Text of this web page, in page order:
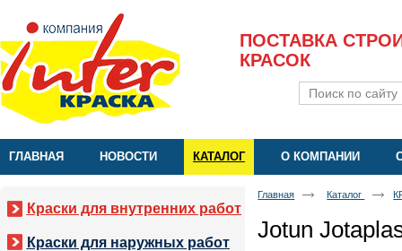
ПОСТАВКА
КРАСОК
ГЛАВНАЯ НОВОСТИ КАТАЛОГ О КОМПАНИИ
Краски для внутренних работ
Краски для наружных работ
Главная Каталог
Jotun